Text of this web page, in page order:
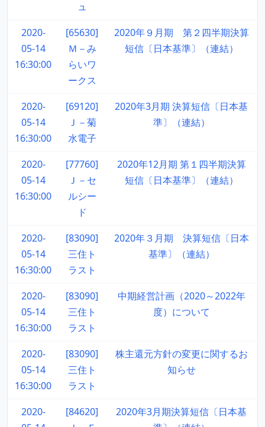
ュ
2020-
05-14
16:30:00
[65630]
Ｍ－み
らいワ
ークス
2020年９月期 第２四半期決算
短信〔日本基準〕（連結）
2020-
05-14
16:30:00
[69120]
Ｊ－菊
水電子
2020年3月期 決算短信〔日本基
準〕（連結）
2020-
05-14
16:30:00
[77760]
Ｊ－セ
ルシー
ド
2020年12月期 第１四半期決算
短信〔日本基準〕（連結）
2020-
05-14
16:30:00
[83090]
三住ト
ラスト
2020年３月期 決算短信〔日本
基準〕（連結）
2020-
05-14
16:30:00
[83090]
三住ト
ラスト
中期経営計画（2020～2022年
度）について
2020-
05-14
16:30:00
[83090]
三住ト
ラスト
株主還元方針の変更に関するお
知らせ
2020-
[84620]
2020年3月期決算短信〔日本基